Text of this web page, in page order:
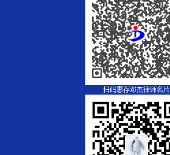
扫码惠存邓杰律师名片